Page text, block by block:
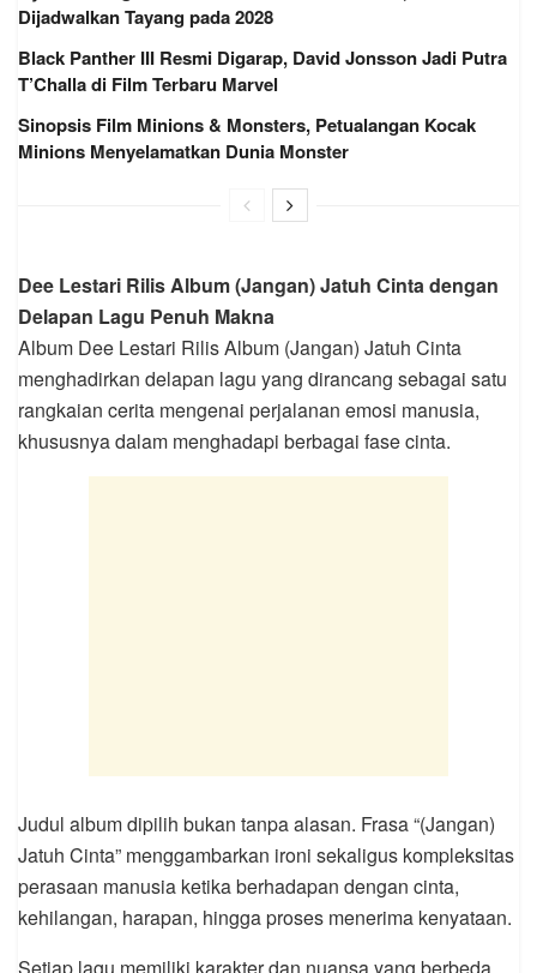
Dijadwalkan Tayang pada 2028
Black Panther III Resmi Digarap, David Jonsson Jadi Putra
T’Challa di Film Terbaru Marvel
Sinopsis Film Minions & Monsters, Petualangan Kocak
Minions Menyelamatkan Dunia Monster
Dee Lestari Rilis Album (Jangan) Jatuh Cinta dengan
Delapan Lagu Penuh Makna
Album Dee Lestari Rilis Album (Jangan) Jatuh Cinta
menghadirkan delapan lagu yang dirancang sebagai satu
rangkaian cerita mengenai perjalanan emosi manusia,
khususnya dalam menghadapi berbagai fase cinta.
Judul album dipilih bukan tanpa alasan. Frasa “(Jangan)
Jatuh Cinta” menggambarkan ironi sekaligus kompleksitas
perasaan manusia ketika berhadapan dengan cinta,
kehilangan, harapan, hingga proses menerima kenyataan.